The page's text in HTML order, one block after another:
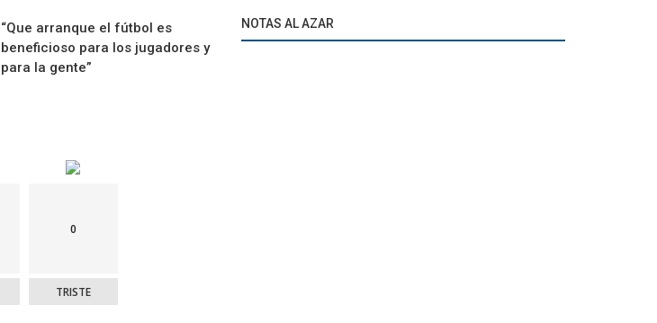
“Que arranque el fútbol es
beneficioso para los jugadores y
para la gente”
0
TRISTE
NOTAS AL AZAR